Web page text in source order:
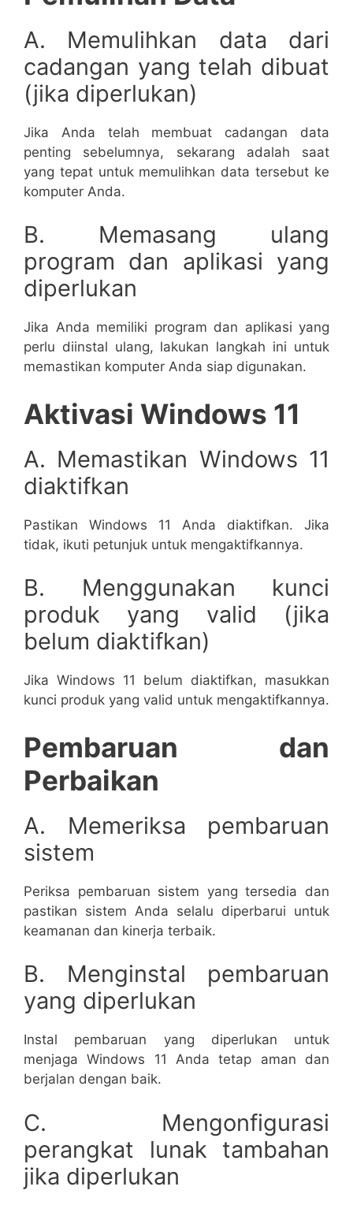
A. Memulihkan data dari
cadangan yang telah dibuat
(jika diperlukan)
Jika Anda telah membuat cadangan data
penting sebelumnya, sekarang adalah saat
yang tepat untuk memulihkan data tersebut ke
komputer Anda.
B. Memasang ulang
program dan aplikasi yang
diperlukan
Jika Anda memiliki program dan aplikasi yang
perlu diinstal ulang, lakukan langkah ini untuk
memastikan komputer Anda siap digunakan.
Aktivasi Windows 11
A. Memastikan Windows 11
diaktifkan
Pastikan Windows 11 Anda diaktifkan. Jika
tidak, ikuti petunjuk untuk mengaktifkannya.
B. Menggunakan kunci
produk yang valid (jika
belum diaktifkan)
Jika Windows 11 belum diaktifkan, masukkan
kunci produk yang valid untuk mengaktifkannya.
Pembaruan dan
Perbaikan
A. Memeriksa pembaruan
sistem
Periksa pembaruan sistem yang tersedia dan
pastikan sistem Anda selalu diperbarui untuk
keamanan dan kinerja terbaik.
B. Menginstal pembaruan
yang diperlukan
Instal pembaruan yang diperlukan untuk
menjaga Windows 11 Anda tetap aman dan
berjalan dengan baik.
C. Mengonfigurasi
perangkat lunak tambahan
jika diperlukan